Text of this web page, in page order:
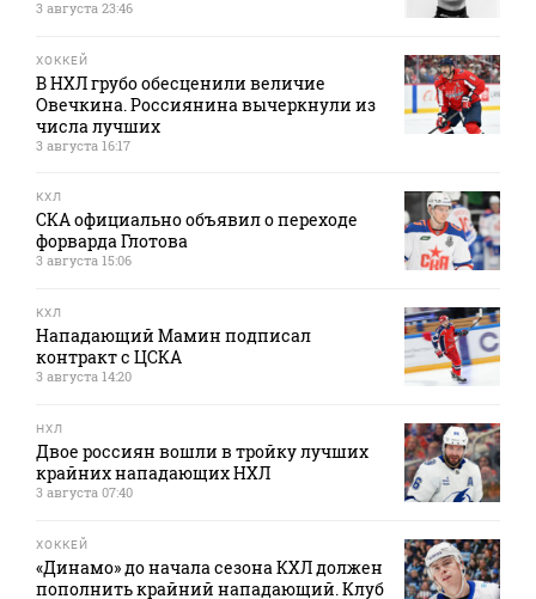
3 августа 23:46
ХОККЕЙ
В НХЛ грубо обесценили величие
Овечкина. Россиянина вычеркнули из
числа лучших
3 августа 16:17
КХЛ
СКА официально объявил о переходе
форварда Глотова
3 августа 15:06
КХЛ
Нападающий Мамин подписал
контракт с ЦСКА
3 августа 14:20
НХЛ
Двое россиян вошли в тройку лучших
крайних нападающих НХЛ
3 августа 07:40
ХОККЕЙ
«Динамо» до начала сезона КХЛ должен
пополнить крайний нападающий. Клуб